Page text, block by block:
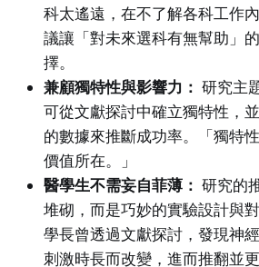
科太遙遠，在不了解各科工作
議讓「對未來選科有無幫助」
擇。
兼顧獨特性與影響力： 研究主
可從文獻探討中確立獨特性，
的數據來推斷成功率。「獨特
價值所在。」
醫學生不需妄自菲薄： 研究的
堆砌，而是巧妙的實驗設計與
學長曾透過文獻探討，發現神
刺激時長而改變，進而推翻並